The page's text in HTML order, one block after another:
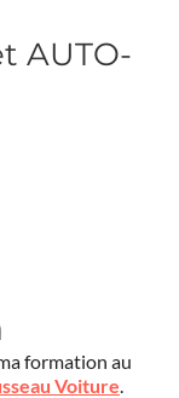
AUTO-
formation au
Voiture.